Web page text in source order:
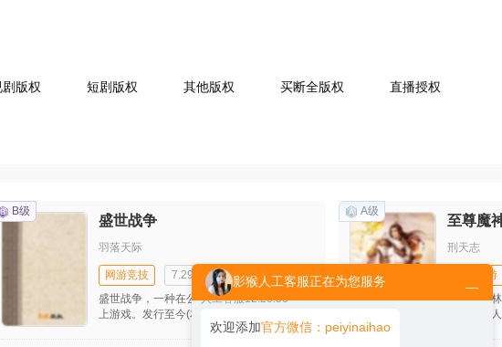
剧版权 短剧版权 其他版权 买断全版权 直播授权
B级
盛世战争
羽落天际
网游竞技
7.29万字
盛世战争，一种在公元2050年开始发表的网
上游戏。发行至今(本故事的开始年份是2060
年)差不多全球的人已在玩。原因是盛世战争
A级
至尊魔
刑天志
虚拟网游
天才少年
前，遭族
影猴人工客服正在为您服务
欢迎添加官方微信：peiyinaihao